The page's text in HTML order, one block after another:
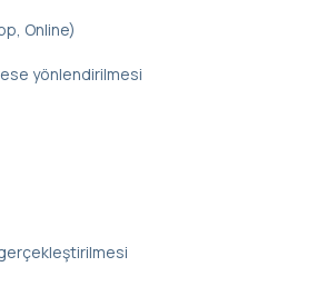
Online)
yönlendirilmesi